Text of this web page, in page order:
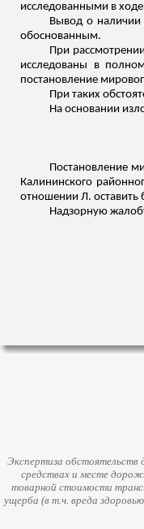
исследованными в
Вывод о наличии
обоснованным.
При
исследованы в
постановление
При таких
На основании
Постановление
Калининского
отношении Л. оставить
Надзорную
Экспертиза обстоятельств
средствах и месте
товарной стоимости
ущерба (в т.ч. вреда